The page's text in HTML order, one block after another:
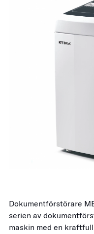
Dokumentförstörare
serien av
maskin med en